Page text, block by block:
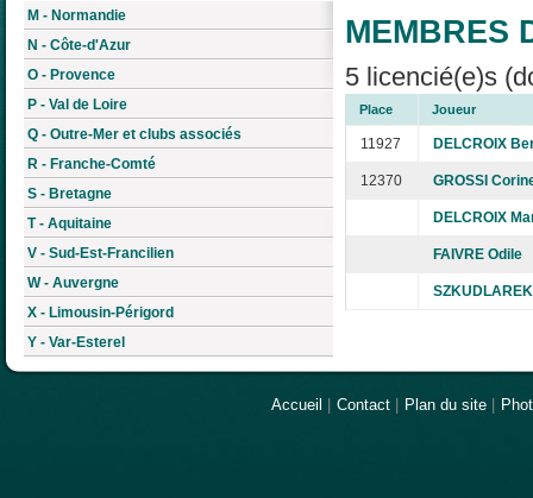
M - Normandie
N - Côte-d'Azur
O - Provence
P - Val de Loire
Q - Outre-Mer et clubs associés
R - Franche-Comté
S - Bretagne
T - Aquitaine
V - Sud-Est-Francilien
W - Auvergne
X - Limousin-Périgord
Y - Var-Esterel
MEMBRES
5 licencié(e)s
Place Joueur
11927 DELCROIX
12370 GROSSI
DELCROIX
FAIVRE Odile
Accueil | Contact | Plan du site |